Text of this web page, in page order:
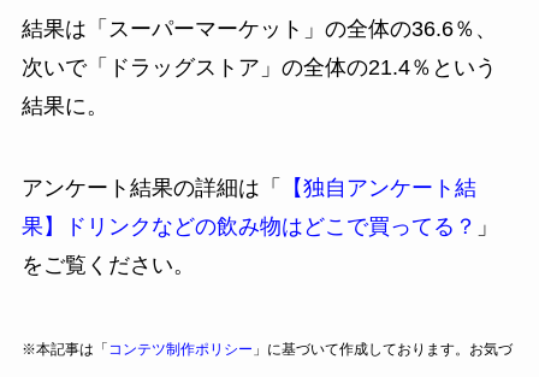
結果は「スーパーマーケット」の全体の36.6％、
次いで「ドラッグストア」の全体の21.4％という
結果に。
アンケート結果の詳細は「
【独自アンケート結
果】ドリンクなどの飲み物はどこで買ってる？ 」
をご覧ください。
※本記事は「 コンテツ制作ポリシー 」に基づいて作成しております。お気づ